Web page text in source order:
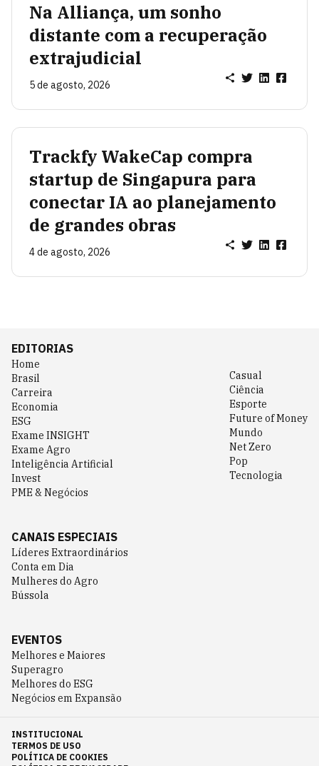
Na Alliança, um sonho
distante com a recuperação
extrajudicial
5 de agosto, 2026
Trackfy WakeCap compra
startup de Singapura para
conectar IA ao planejamento
de grandes obras
4 de agosto, 2026
EDITORIAS
Home
Brasil
Carreira
Economia
ESG
Exame INSIGHT
Exame Agro
Inteligência Artificial
Invest
PME & Negócios
Casual
Ciência
Esporte
Future of Money
Mundo
Net Zero
Pop
Tecnologia
CANAIS ESPECIAIS
Líderes Extraordinários
Conta em Dia
Mulheres do Agro
Bússola
EVENTOS
Melhores e Maiores
Superagro
Melhores do ESG
Negócios em Expansão
INSTITUCIONAL
TERMOS DE USO
POLÍTICA DE COOKIES